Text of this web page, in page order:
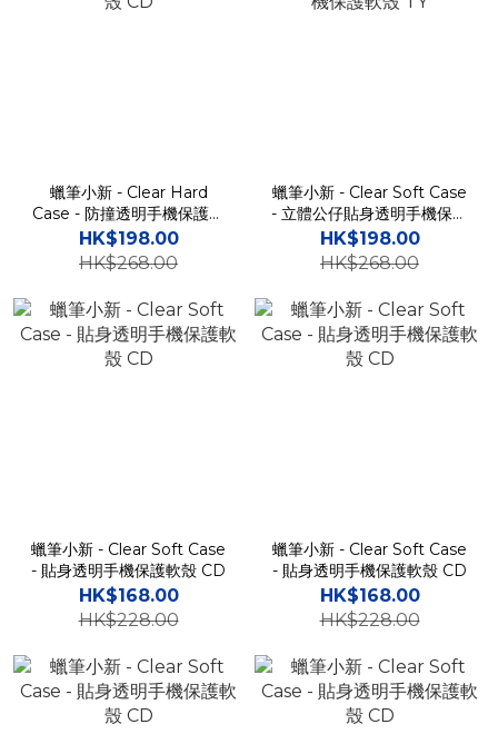
蠟筆小新 - Clear Hard
Case - 防撞透明手機保護硬
殼 CD
HK$198.00
HK$268.00
蠟筆小新 - Clear Soft Case
- 立體公仔貼身透明手機保護
軟殼 TY
HK$198.00
HK$268.00
蠟筆小新 - Clear Soft Case
- 貼身透明手機保護軟殼 CD
HK$168.00
HK$228.00
蠟筆小新 - Clear Soft Case
- 貼身透明手機保護軟殼 CD
HK$168.00
HK$228.00